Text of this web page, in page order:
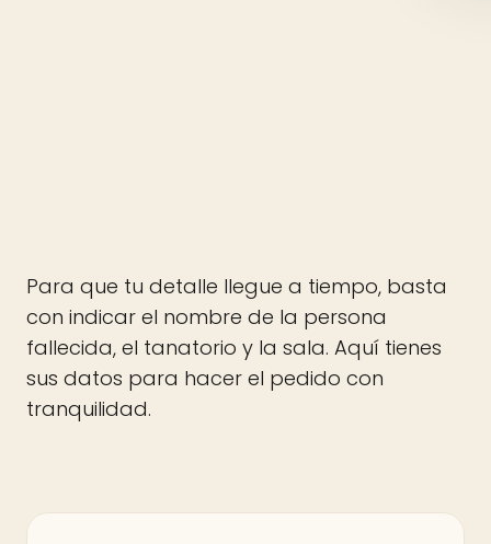
Para que tu detalle llegue a tiempo, basta
con indicar el nombre de la persona
fallecida, el tanatorio y la sala. Aquí tienes
sus datos para hacer el pedido con
tranquilidad.